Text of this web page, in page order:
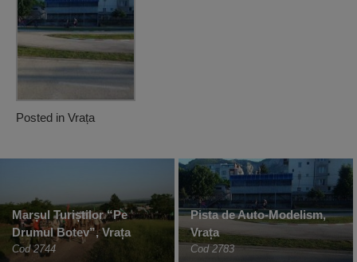
Posted in Vrața
Marșul Turiștilor “Pe
Drumul Botev”, Vrața
Cod 2744
Pista de Auto-Modelism,
Vrața
Cod 2783